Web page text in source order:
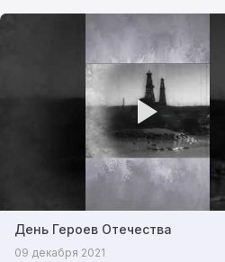
День Героев Отечества
09 декабря 2021